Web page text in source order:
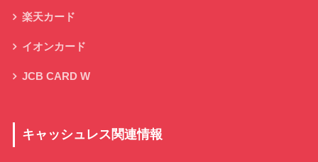
楽天カード
イオンカード
JCB CARD W
キャッシュレス関連情報